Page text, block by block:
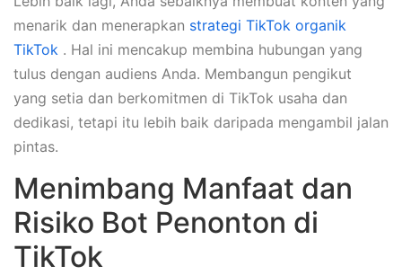
menarik dan menerapkan strategi TikTok organik
TikTok . Hal ini mencakup membina hubungan yang
tulus dengan audiens Anda. Membangun pengikut
yang setia dan berkomitmen di TikTok usaha dan
dedikasi, tetapi itu lebih baik daripada mengambil jalan
pintas.
Menimbang Manfaat dan
Risiko Bot Penonton di
TikTok